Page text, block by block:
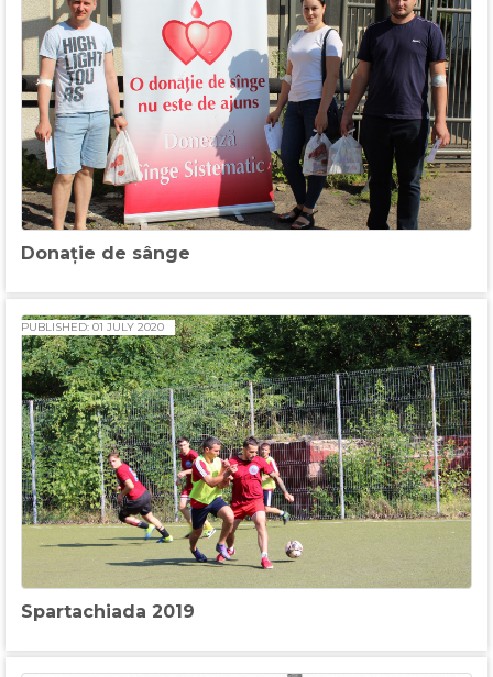
Donație de sânge
Spartachiada 2019
PUBLISHED: 01 JULY 2020